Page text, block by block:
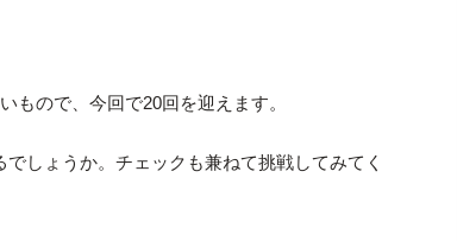
もので、今回で20回を迎えます。
しょうか。チェックも兼ねて挑戦してみてく